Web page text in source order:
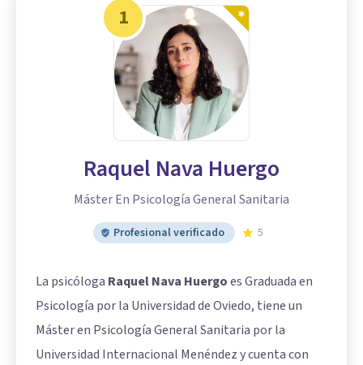
1
Raquel Nava Huergo
Máster En Psicología General Sanitaria
Profesional verificado 5
La psicóloga Raquel Nava Huergoes Graduada en
Psicología por la Universidad de Oviedo, tiene un
Máster en Psicología General Sanitaria por la
Universidad Internacional Menéndez y cuenta con